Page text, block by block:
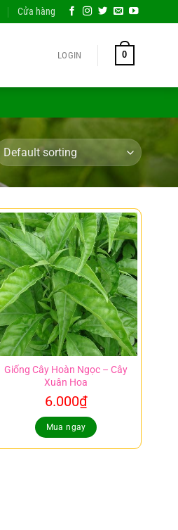
Cửa hàng
LOGIN 0
Giống Cây Hoàn Ngọc – Cây
Xuân Hoa
6.000₫
Mua ngay